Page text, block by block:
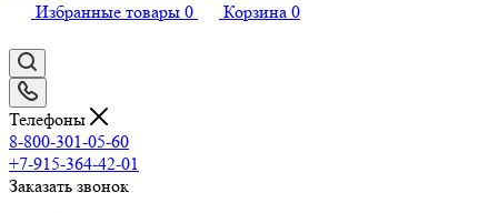
Избранные товары 0 Корзина 0
Телефоны
8-800-301-05-60
+7-915-364-42-01
Заказать звонок